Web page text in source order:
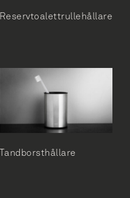
Reservtoalettrullehållare
Tandborsthållare